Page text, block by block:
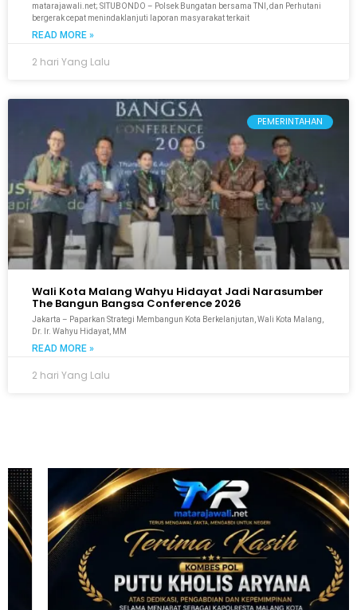
matarajawali.net; SITUBONDO – Polsek Bungatan bersama TNI, dan Perhutani
bergerak cepat menindaklanjuti laporan masyarakat terkait
READ MORE »
2 hari Yang Lalu
PEMERINTAHAN
Wali Kota Malang Wahyu Hidayat Jadi Narasumber
The Bangun Bangsa Conference 2026
Jakarta – Paparkan Strategi Membangun Kota Berkelanjutan, Wali Kota Malang,
Dr. Ir. Wahyu Hidayat, MM
READ MORE »
2 hari Yang Lalu